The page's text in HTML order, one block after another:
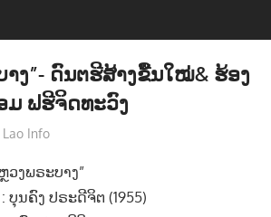
າງ”- ດົນຕຮີສ້າງຂື້ນໃໝ່& ຮ້ອງ
ຟຮີຈິດທະວົງ
Lao Info
ວງພຣະບາງ”
ບຸນຄົງ ປຣະດີຈິຕ (1955)